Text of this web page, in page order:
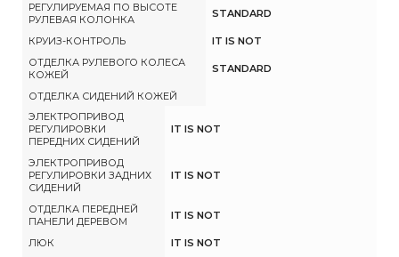
РЕГУЛИРУЕМАЯ ПО ВЫСОТЕ
РУЛЕВАЯ КОЛОНКА
STANDARD
КРУИЗ-КОНТРОЛЬ
IT IS NOT
ОТДЕЛКА РУЛЕВОГО КОЛЕСА
КОЖЕЙ
STANDARD
ОТДЕЛКА СИДЕНИЙ КОЖЕЙ
ЭЛЕКТРОПРИВОД
РЕГУЛИРОВКИ
ПЕРЕДНИХ СИДЕНИЙ
IT IS NOT
ЭЛЕКТРОПРИВОД
РЕГУЛИРОВКИ ЗАДНИХ
СИДЕНИЙ
IT IS NOT
ОТДЕЛКА ПЕРЕДНЕЙ
ПАНЕЛИ ДЕРЕВОМ
IT IS NOT
ЛЮК
IT IS NOT